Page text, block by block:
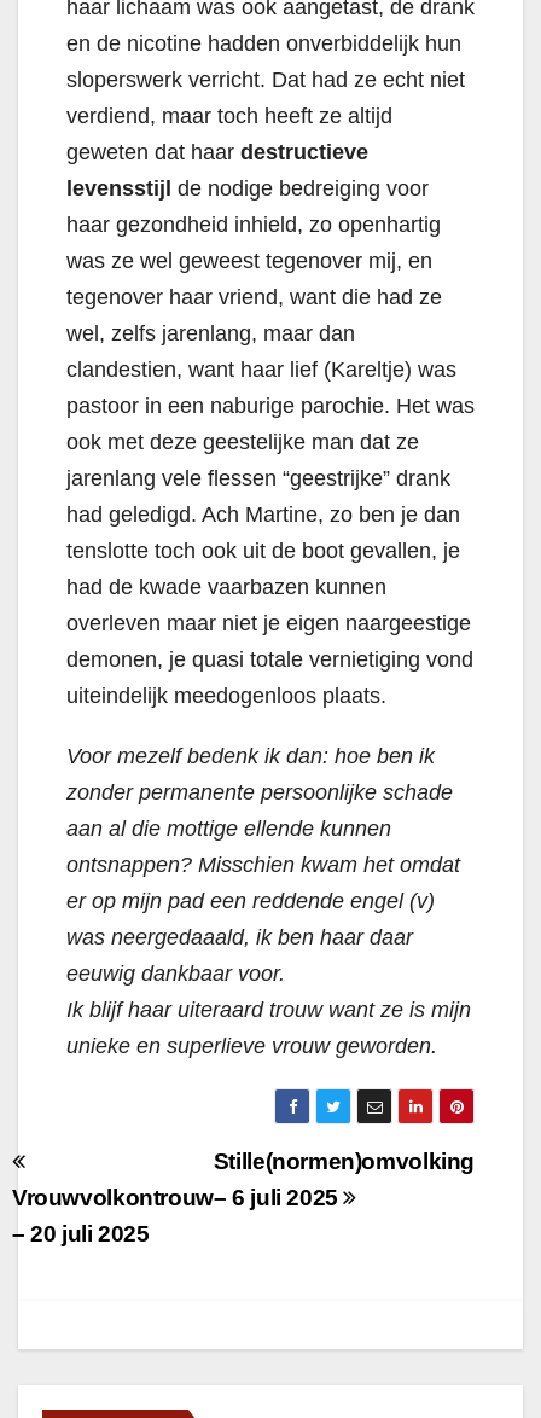
haar lichaam was ook aangetast, de drank
en de nicotine hadden onverbiddelijk hun
sloperswerk verricht. Dat had ze echt niet
verdiend, maar toch heeft ze altijd
geweten dat haar destructieve
levensstijl de nodige bedreiging voor
haar gezondheid inhield, zo openhartig
was ze wel geweest tegenover mij, en
tegenover haar vriend, want die had ze
wel, zelfs jarenlang, maar dan
clandestien, want haar lief (Kareltje) was
pastoor in een naburige parochie. Het was
ook met deze geestelijke man dat ze
jarenlang vele flessen “geestrijke” drank
had geledigd. Ach Martine, zo ben je dan
tenslotte toch ook uit de boot gevallen, je
had de kwade vaarbazen kunnen
overleven maar niet je eigen naargeestige
demonen, je quasi totale vernietiging vond
uiteindelijk meedogenloos plaats.
Voor mezelf bedenk ik dan: hoe ben ik
zonder permanente persoonlijke schade
aan al die mottige ellende kunnen
ontsnappen? Misschien kwam het omdat
er op mijn pad een reddende engel (v)
was neergedaaald, ik ben haar daar
eeuwig dankbaar voor.
Ik blijf haar uiteraard trouw want ze is mijn
unieke en superlieve vrouw geworden.
Berichtnavigatie
Stille(normen)omvolking
– 6 juli 2025
Vrouwvolkontrouw
– 20 juli 2025